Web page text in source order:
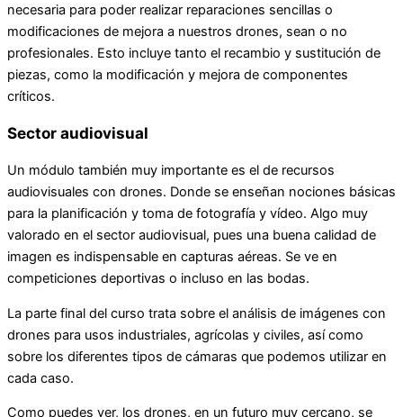
necesaria para poder realizar reparaciones sencillas o
modificaciones de mejora a nuestros drones, sean o no
profesionales. Esto incluye tanto el recambio y sustitución de
piezas, como la modificación y mejora de componentes
críticos.
Sector audiovisual
Un módulo también muy importante es el de recursos
audiovisuales con drones. Donde se enseñan nociones básicas
para la planificación y toma de fotografía y vídeo. Algo muy
valorado en el sector audiovisual, pues una buena calidad de
imagen es indispensable en capturas aéreas. Se ve en
competiciones deportivas o incluso en las bodas.
La parte final del curso trata sobre el análisis de imágenes con
drones para usos industriales, agrícolas y civiles, así como
sobre los diferentes tipos de cámaras que podemos utilizar en
cada caso.
Como puedes ver, los drones, en un futuro muy cercano, se